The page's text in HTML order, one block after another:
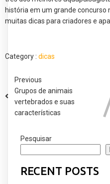
história em um grande concurso
muitas dicas para criadores e
Category : dicas
Previous
Grupos de animais
vertebrados e suas
características
Pesquisar
RECENT POSTS